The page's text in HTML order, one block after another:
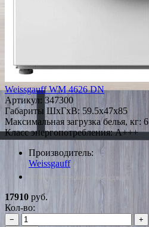
Weissgauff WM 4626 DN
Артикул: 347300
Габариты ШxГxВ: 59.5x47x85
Максимальная загрузка белья, кг: 6
Класс энергопотребления: A+++
Производитель:
Weissgauff
*Наличие уточняйте у менеджера
17910 руб.
Кол-во:
− +